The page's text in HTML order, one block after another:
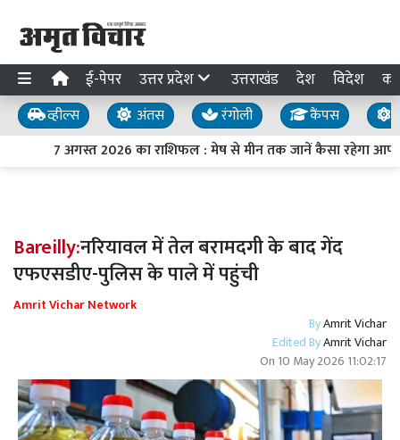
ई-पेपर उत्तर प्रदेश उत्तराखंड देश विदेश
व्हील्स अंतस रंगोली कैंपस
7 अगस्त 2026 का राशिफल : मेष से मीन तक जानें कैसा रहेगा
Bareilly:नरियावल में तेल बरामदगी के बाद गेंद
एफएसडीए-पुलिस के पाले में पहुंची
Amrit Vichar Network
ByAmrit Vichar
Edited ByAmrit Vichar
On 10 May 2026 11:02:17